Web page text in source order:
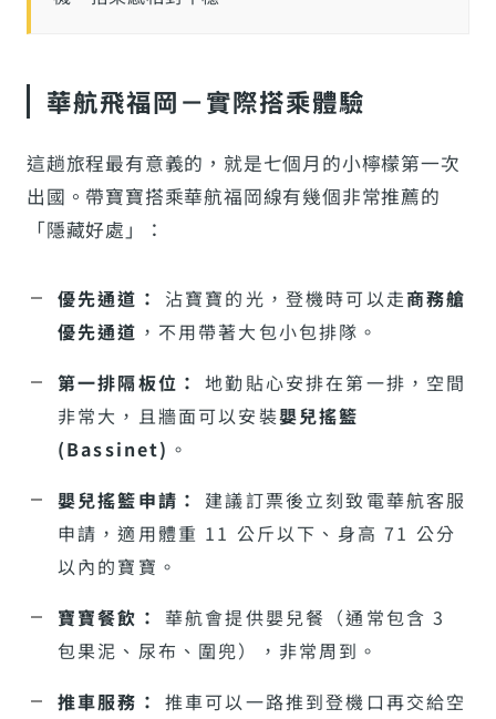
華航飛福岡－實際搭乘體驗
這趟旅程最有意義的，就是七個月的小檸檬第一次
出國。帶寶寶搭乘華航福岡線有幾個非常推薦的
「隱藏好處」：
優先通道： 沾寶寶的光，登機時可以走商務艙
優先通道 ，不用帶著大包小包排隊。
第一排隔板位： 地勤貼心安排在第一排，空間
非常大，且牆面可以安裝嬰兒搖籃
(Bassinet) 。
嬰兒搖籃申請：
建議訂票後立刻致電華航客服
申請，適用體重 11 公斤以下、身高 71 公分
以內的寶寶。
寶寶餐飲： 華航會提供嬰兒餐（通常包含 3
包果泥、尿布、圍兜），非常周到。
推車服務： 推車可以一路推到登機口再交給空